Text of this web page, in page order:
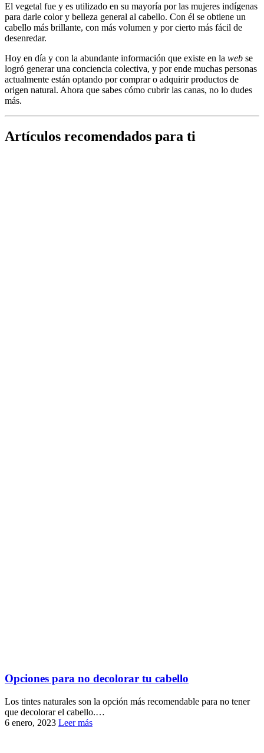
El vegetal fue y es utilizado en su mayoría por las mujeres indígenas
para darle color y belleza general al cabello. Con él se obtiene un
cabello más brillante, con más volumen y por cierto más fácil de
desenredar.
Hoy en día y con la abundante información que existe en la web se
logró generar una conciencia colectiva, y por ende muchas personas
actualmente están optando por comprar o adquirir productos de
origen natural. Ahora que sabes cómo cubrir las canas, no lo dudes
más.
Artículos recomendados para ti
Opciones para no decolorar tu cabello
Los tintes naturales son la opción más recomendable para no tener
que decolorar el cabello.…
6 enero, 2023 Leer más